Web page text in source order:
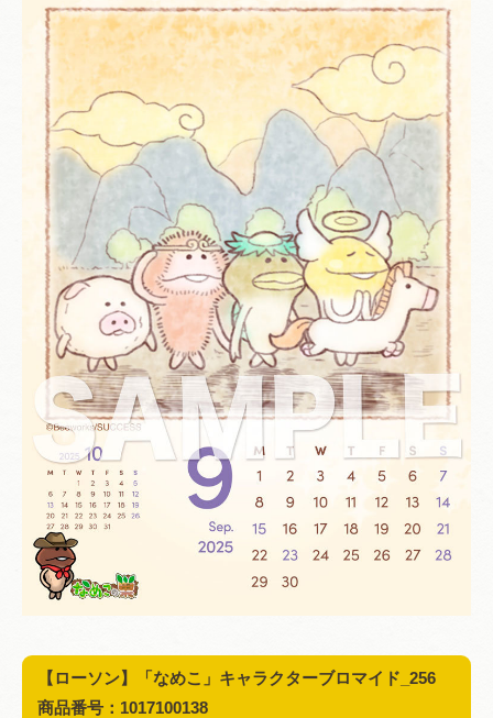
【ローソン】「なめこ」キャラクターブロマイド_256
商品番号：1017100138